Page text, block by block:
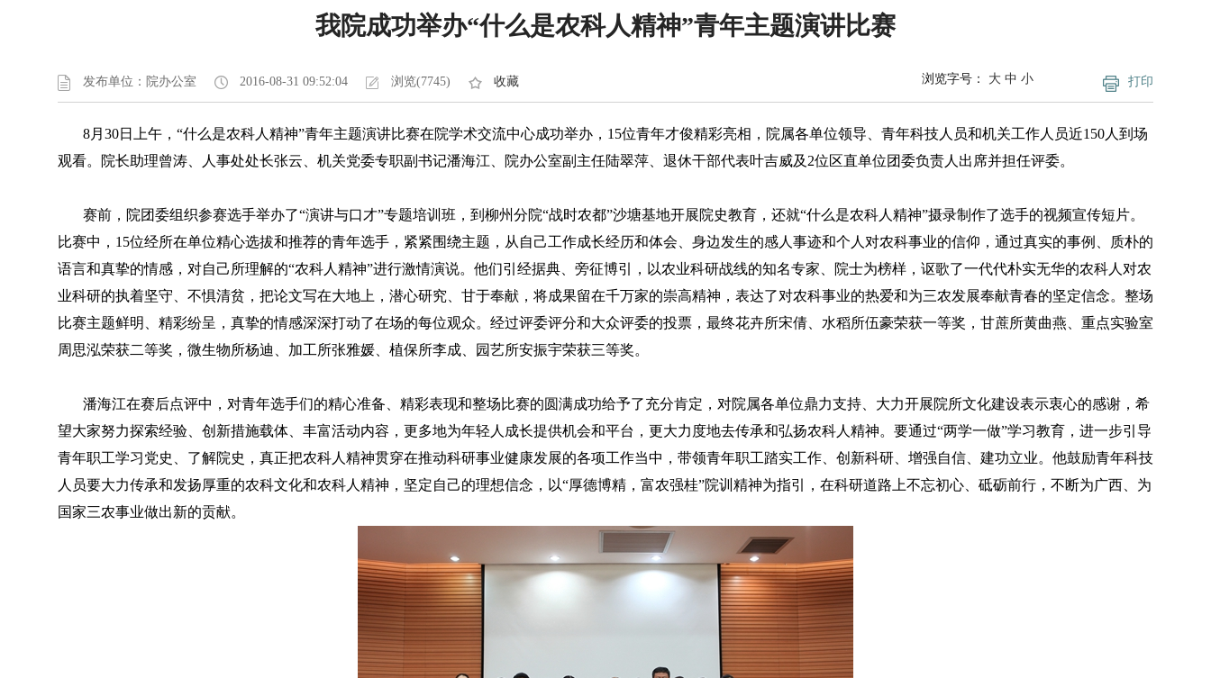
我院成功举办“什么是农科人精神”青年主题演讲比赛
发布单位：院办公室 2016-08-31 09:52:04 浏览(7745) 收藏 打印
浏览字号： 大 中 小
8月30日上午，“什么是农科人精神”青年主题演讲比赛在院学术交流中心成功举办，15位青年才俊精彩亮相，院属各单位领导、青年科技人员和机关工作人员近150人到场
观看。院长助理曾涛、人事处处长张云、机关党委专职副书记潘海江、院办公室副主任陆翠萍、退休干部代表叶吉威及2位区直单位团委负责人出席并担任评委。
赛前，院团委组织参赛选手举办了“演讲与口才”专题培训班，到柳州分院“战时农都”沙塘基地开展院史教育，还就“什么是农科人精神”摄录制作了选手的视频宣传短片。
比赛中，15位经所在单位精心选拔和推荐的青年选手，紧紧围绕主题，从自己工作成长经历和体会、身边发生的感人事迹和个人对农科事业的信仰，通过真实的事例、质朴的
语言和真挚的情感，对自己所理解的“农科人精神”进行激情演说。他们引经据典、旁征博引，以农业科研战线的知名专家、院士为榜样，讴歌了一代代朴实无华的农科人对农
业科研的执着坚守、不惧清贫，把论文写在大地上，潜心研究、甘于奉献，将成果留在千万家的崇高精神，表达了对农科事业的热爱和为三农发展奉献青春的坚定信念。整场
比赛主题鲜明、精彩纷呈，真挚的情感深深打动了在场的每位观众。经过评委评分和大众评委的投票，最终花卉所宋倩、水稻所伍豪荣获一等奖，甘蔗所黄曲燕、重点实验室
周思泓荣获二等奖，微生物所杨迪、加工所张雅媛、植保所李成、园艺所安振宇荣获三等奖。
潘海江在赛后点评中，对青年选手们的精心准备、精彩表现和整场比赛的圆满成功给予了充分肯定，对院属各单位鼎力支持、大力开展院所文化建设表示衷心的感谢，希
望大家努力探索经验、创新措施载体、丰富活动内容，更多地为年轻人成长提供机会和平台，更大力度地去传承和弘扬农科人精神。要通过“两学一做”学习教育，进一步引导
青年职工学习党史、了解院史，真正把农科人精神贯穿在推动科研事业健康发展的各项工作当中，带领青年职工踏实工作、创新科研、增强自信、建功立业。他鼓励青年科技
人员要大力传承和发扬厚重的农科文化和农科人精神，坚定自己的理想信念，以“厚德博精，富农强桂”院训精神为指引，在科研道路上不忘初心、砥砺前行，不断为广西、为
国家三农事业做出新的贡献。